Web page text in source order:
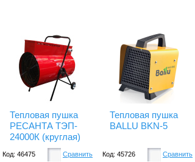
Тепловая пушка
РЕСАНТА ТЭП-
24000К (круглая)
Код: 46475 Сравнить
Тепловая пушка
BALLU BKN-5
Код: 45726 Сравнить